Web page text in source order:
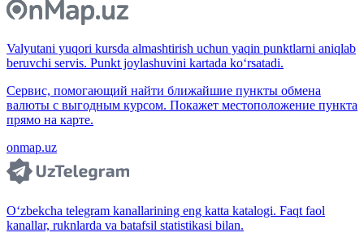
Valyutani yuqori kursda almashtirish uchun yaqin punktlarni aniqlab
beruvchi servis. Punkt joylashuvini kartada ko‘rsatadi.
Сервис, помогающий найти ближайшие пункты обмена
валюты с выгодным курсом. Покажет местоположение пункта
прямо на карте.
onmap.uz
O‘zbekcha telegram kanallarining eng katta katalogi. Faqt faol
kanallar, ruknlarda va batafsil statistikasi bilan.